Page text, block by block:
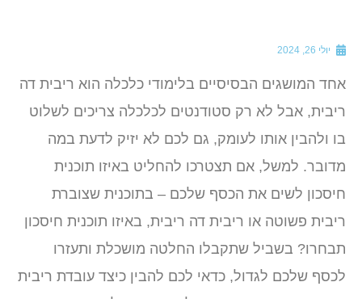
יולי 26, 2024
המושגים הבסיסיים בלימודי כלכלה הוא ריבית דה
אבל לא רק סטודנטים לכלכלה צריכים לשלוט
ולהבין אותו לעומק, גם לכם לא יזיק לדעת במה
למשל, אם תצטרכו להחליט באיזו תוכנית
לשים את הכסף שלכם – בתוכנית שצוברת
פשוטה או ריבית דה ריבית, באיזו תוכנית חיסכון
בשביל שתקבלו החלטה מושכלת ותעזרו
שלכם לגדול, כדאי לכם להבין כיצד עובדת ריבית